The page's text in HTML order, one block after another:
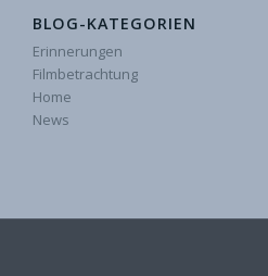
BLOG-KATEGORIEN
Erinnerungen
Filmbetrachtung
Home
News